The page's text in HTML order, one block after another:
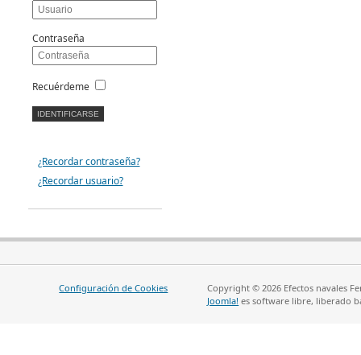
Contraseña
Recuérdeme
¿Recordar contraseña?
¿Recordar usuario?
Configuración de Cookies
Copyright © 2026 Efectos navales
Joomla! es software libre, liberado